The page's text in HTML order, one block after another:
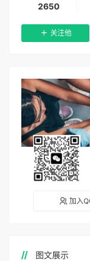
2650
关注他
加入
图文展示